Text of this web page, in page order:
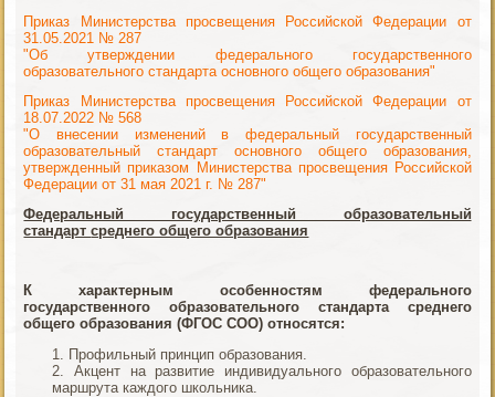
Приказ Министерства просвещения Российской Федерации от
31.05.2021 № 287
"Об утверждении федерального государственного
образовательного стандарта основного общего образования"
Приказ Министерства просвещения Российской Федерации от
18.07.2022 № 568
"О внесении изменений в федеральный государственный
образовательный стандарт основного общего образования,
утвержденный приказом Министерства просвещения Российской
Федерации от 31 мая 2021 г. № 287"
Федеральный государственный образовательный
стандартсреднего общего образования
К характерным особенностям федерального
государственного образовательного стандарта среднего
общего образования (ФГОС СОО) относятся:
Профильный принцип образования.
Акцент на развитие индивидуального образовательного
маршрута каждого школьника.